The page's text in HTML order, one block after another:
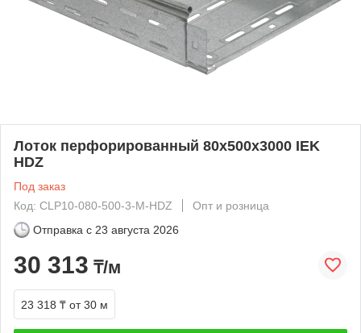
Лоток перфорированный 80х500х3000 IEK
HDZ
Под заказ
Код: CLP10-080-500-3-M-HDZ
Опт и розница
Отправка с 23 августа 2026
30 313 ₸/м
23 318 ₸ от 30 м